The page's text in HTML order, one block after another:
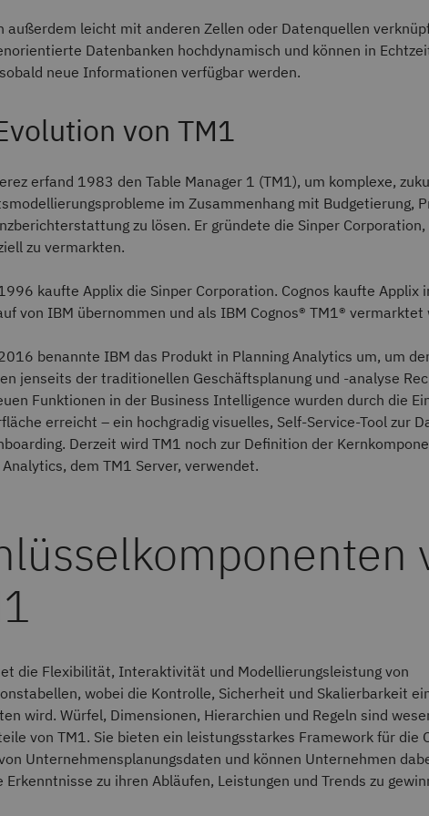
außerdem leicht mit anderen Zellen oder Datenquellen
Datenbanken hochdynamisch und können in
neue Informationen verfügbar werden.
von TM1
erfand 1983 den Table Manager 1 (TM1), um komplexe,
im Zusammenhang mit Budgetierung,
zu lösen. Er gründete die Sinper Corporation,
zu vermarkten.
kaufte Applix die Sinper Corporation. Cognos kaufte Applix
von IBM übernommen und als IBM Cognos® TM1® vermarktet
benannte IBM das Produkt in Planning Analytics um, um
jenseits der traditionellen Geschäftsplanung und -analyse
Funktionen in der Business Intelligence wurden durch die
erreicht – ein hochgradig visuelles, Self-Service-Tool zur
Derzeit wird TM1 noch zur Definition der
dem TM1 Server, verwendet.
die Flexibilität, Interaktivität und Modellierungsleistung von
wobei die Kontrolle, Sicherheit und Skalierbarkeit
wird. Würfel, Dimensionen, Hierarchien und Regeln sind
von TM1. Sie bieten ein leistungsstarkes Framework für die
Unternehmensplanungsdaten und können Unternehmen
zu ihren Abläufen, Leistungen und Trends zu